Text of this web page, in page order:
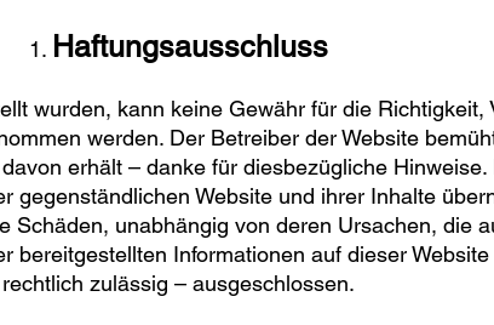
1. Haftungsausschluss
wurden, kann keine Gewähr für die Richtigkeit,
werden. Der Betreiber der Website
erhält – danke für diesbezügliche
gegenständlichen Website und ihrer Inhalte
Schäden, unabhängig von deren Ursachen, die
bereitgestellten Informationen auf dieser
rechtlich zulässig – ausgeschlossen.